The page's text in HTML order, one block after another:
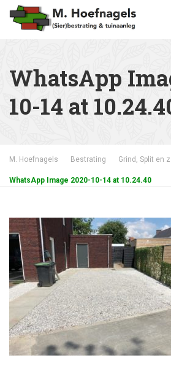
WhatsApp
10-14 at
M. Hoefnagels Bestrating Grind, Split en
WhatsApp Image 2020-10-14 at 10.24.40